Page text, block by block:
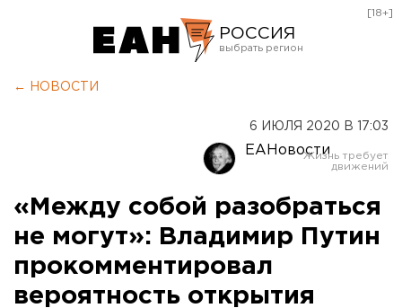
РОССИЯ
Оренбург
[18+]
← НОВОСТИ
6 ИЮЛЯ 2020 В 17:03
ЕАНовости
«Между собой разобраться
не могут»: Владимир Путин
прокомментировал
вероятность открытия